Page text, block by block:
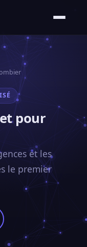
pour
et les
le premier